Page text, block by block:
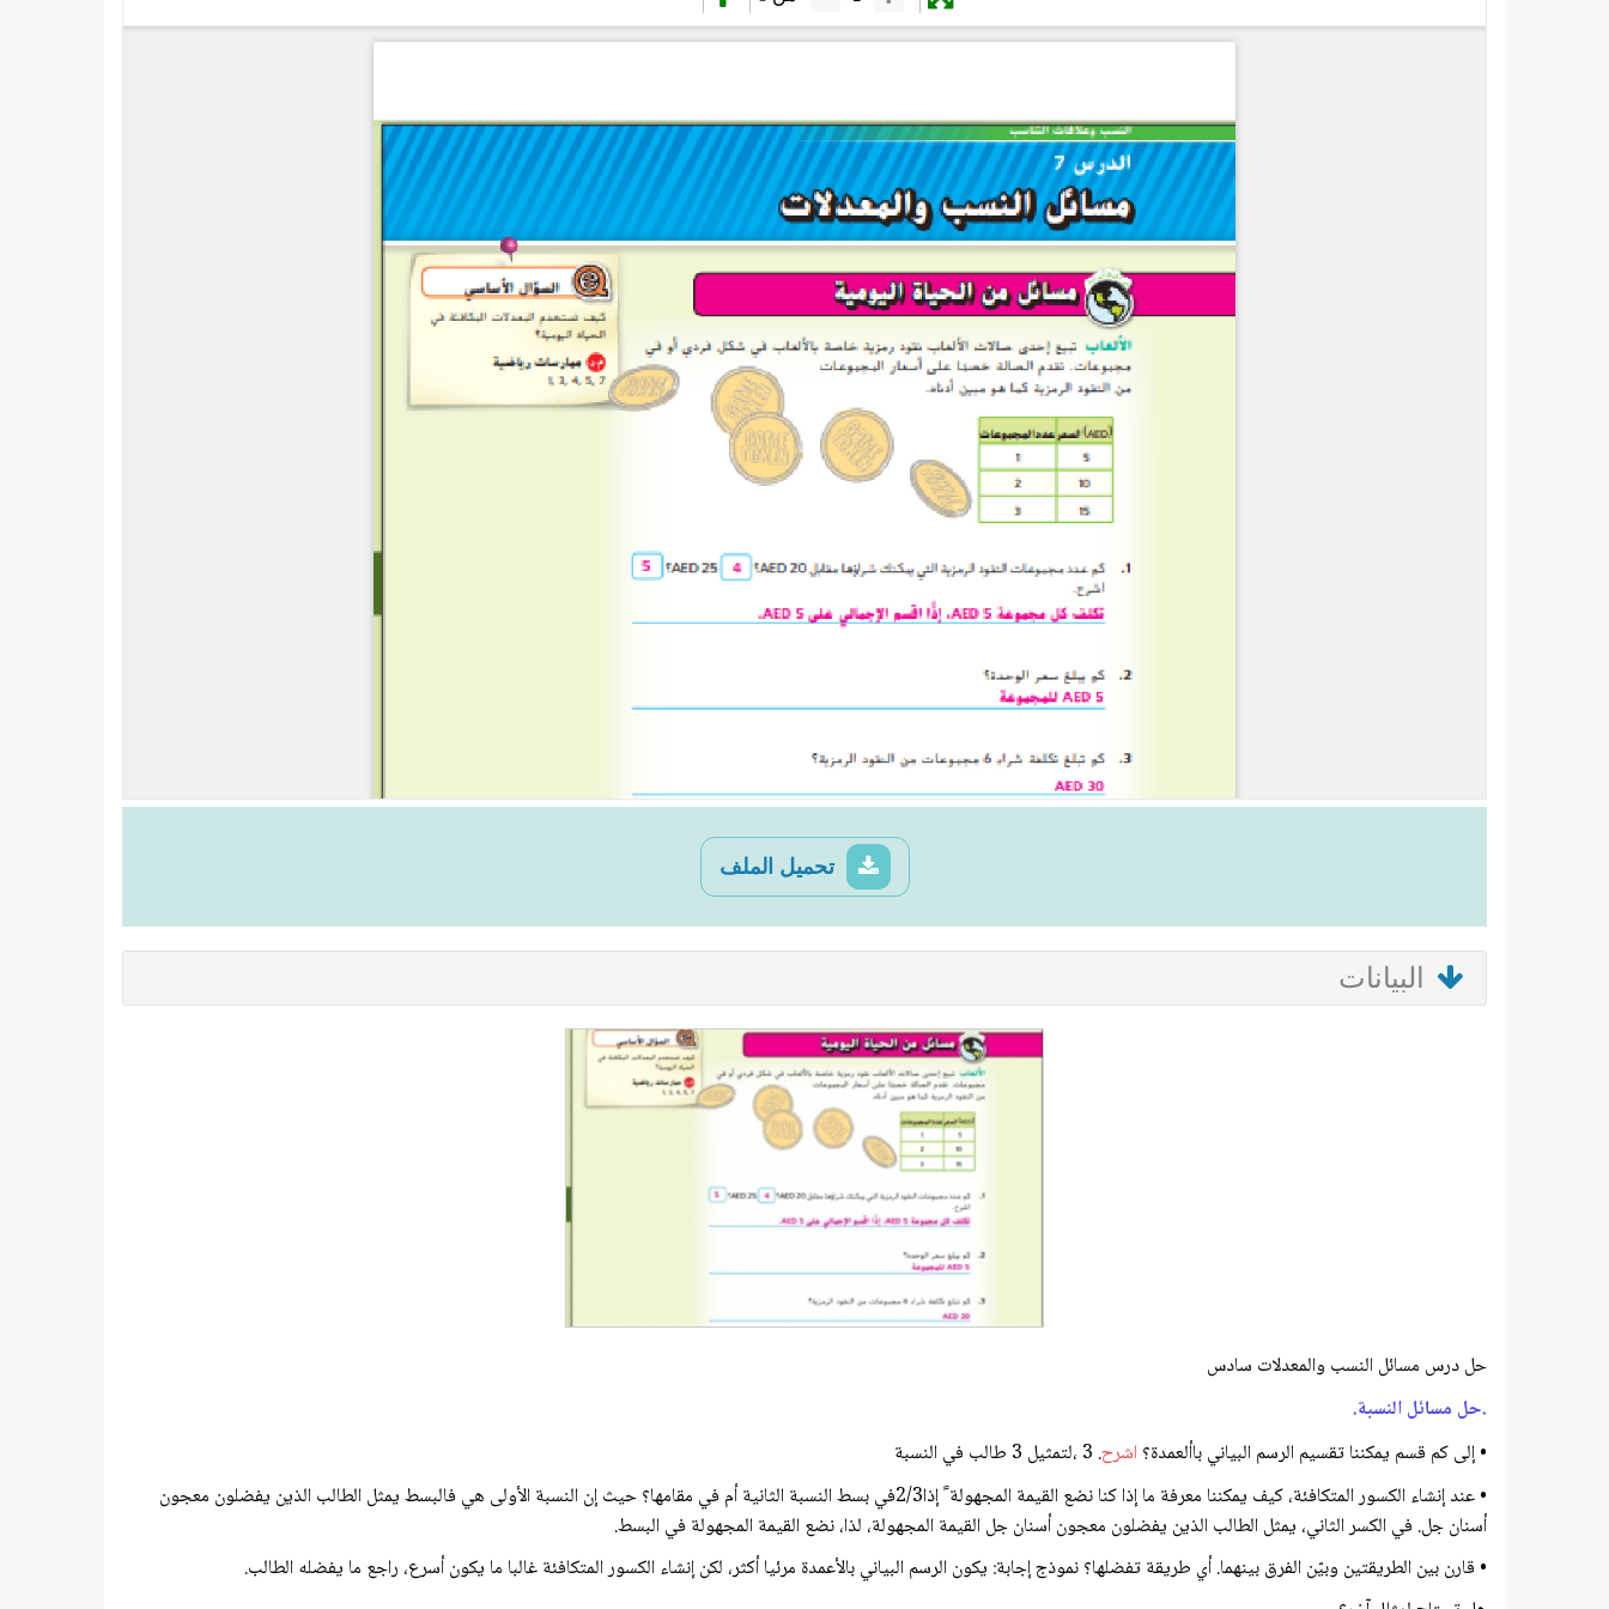
تحميل الملف
البيانات
حل درس مسائل النسب والمعدلات سادس
.حل مسائل النسبة.
• إلى كم قسم يمكننا تقسيم الرسم البياني باألعمدة؟ اشرح. 3 ،لتمثيل 3 طالب في النسبة
• عند إنشاء الكسور المتكافئة، كيف يمكننا معرفة ما إذا كنا نضع القيمة المجهولة ً إذا2/3في بسط النسبة الثانية أم في مقامها؟ حيث إن النسبة الأولى هي فالبسط يمثل الطالب الذين يفضلون معجون
أسنان جل. في الكسر الثاني، يمثل الطالب الذين يفضلون معجون أسنان جل القيمة المجهولة، لذا، نضع القيمة المجهولة في البسط.
• قارن بين الطريقتين وبيّن الفرق بينهما. أي طريقة تفضلها؟ نموذج إجابة: يكون الرسم البياني بالأعمدة مرئيا أكثر، لكن إنشاء الكسور المتكافئة غالبا ما يكون أسرع، راجع ما يفضله الطالب.